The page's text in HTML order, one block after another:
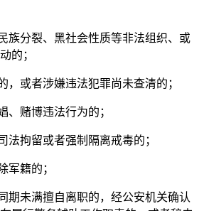
分裂、黑社会性质等非法组织、或
的；
或者涉嫌违法犯罪尚未查清的；
赌博违法行为的；
拘留或者强制隔离戒毒的；
籍的；
未满擅自离职的，经公安机关确认